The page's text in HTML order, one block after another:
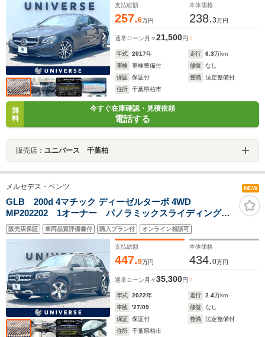
支払総額
257.6万円
本体価格
238.3万円
通常ローン 月々21,500円
年式 2017年 走行 6.3万km
車検
車検整備付 修復
なし
保証
保証付 整備
法定整備付
住所
千葉県柏市
無
料
今すぐ在庫確認・見積依頼
電話する
販売店： ユニバース 千葉柏
メルセデス・ベンツ NEW
GLB 200d 4マチック ディーゼルターボ 4WD
MP202202 1オーナー パノラミックスライディングル
ーフ レザーエクスクルーシブPKG ベージュ革シー
ト レーダーセーフティPKG シートヒーター 純正ナ
ビTV 360度カメラ 純正18インチAW ETC 禁煙車
販売店保証 車両品質評価書付 購入プラン付 オンライン相談可
支払総額
447.9万円
本体価格
434.0万円
通常ローン 月々35,300円
年式 2022年 走行 2.4万km
車検
'27/09 修復
なし
保証
保証付 整備
法定整備付
住所
千葉県柏市